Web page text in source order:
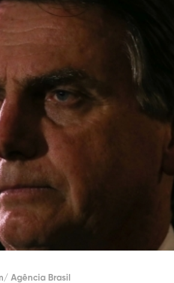
Agência Brasil